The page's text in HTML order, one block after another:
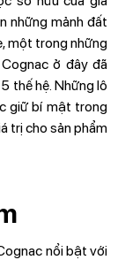
những mảnh đất
một trong những
ở đây đã
thế hệ. Những lô
giữ bí mật trong
trị cho sản phẩm​
nổi bật với